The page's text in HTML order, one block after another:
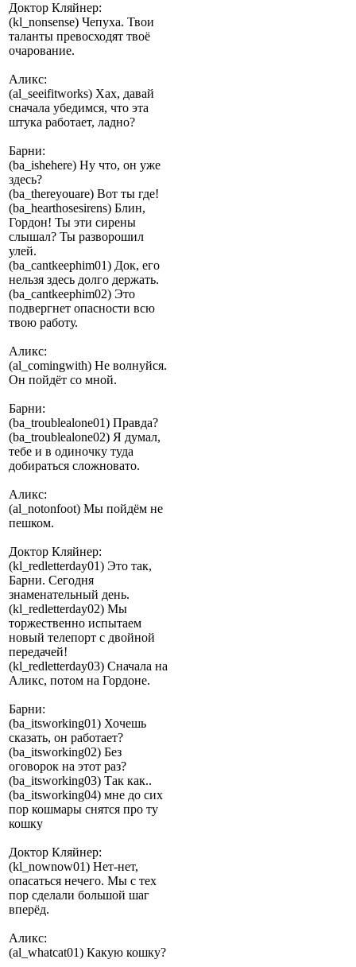
Доктор Кляйнер:
(kl_nonsense) Чепуха. Твои
таланты превосходят твоё
очарование.
Аликс:
(al_seeifitworks) Хах, давай
сначала убедимся, что эта
штука работает, ладно?
Барни:
(ba_ishehere) Ну что, он уже
здесь?
(ba_thereyouare) Вот ты где!
(ba_hearthosesirens) Блин,
Гордон! Ты эти сирены
слышал? Ты разворошил
улей.
(ba_cantkeephim01) Док, его
нельзя здесь долго держать.
(ba_cantkeephim02) Это
подвергнет опасности всю
твою работу.
Аликс:
(al_comingwith) Не волнуйся.
Он пойдёт со мной.
Барни:
(ba_troublealone01) Правда?
(ba_troublealone02) Я думал,
тебе и в одиночку туда
добираться сложновато.
Аликс:
(al_notonfoot) Мы пойдём не
пешком.
Доктор Кляйнер:
(kl_redletterday01) Это так,
Барни. Сегодня
знаменательный день.
(kl_redletterday02) Мы
торжественно испытаем
новый телепорт с двойной
передачей!
(kl_redletterday03) Сначала на
Аликс, потом на Гордоне.
Барни:
(ba_itsworking01) Хочешь
сказать, он работает?
(ba_itsworking02) Без
оговорок на этот раз?
(ba_itsworking03) Так как..
(ba_itsworking04) мне до сих
пор кошмары снятся про ту
кошку
Доктор Кляйнер:
(kl_nownow01) Нет-нет,
опасаться нечего. Мы с тех
пор сделали большой шаг
вперёд.
Аликс:
(al_whatcat01) Какую кошку?